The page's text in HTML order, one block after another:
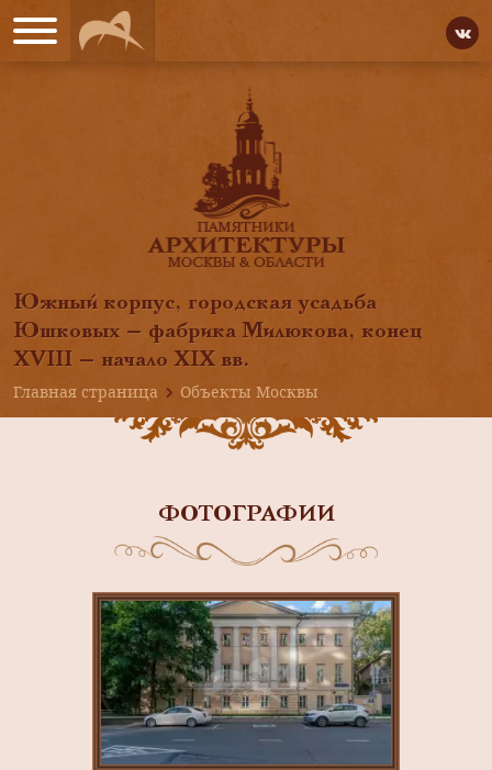
Южный корпус, городская усадьба
Юшковых — фабрика Милюкова, конец
XVIII — начало XIX вв.
Главная страница
Объекты Москвы
ФОТОГРАФИИ